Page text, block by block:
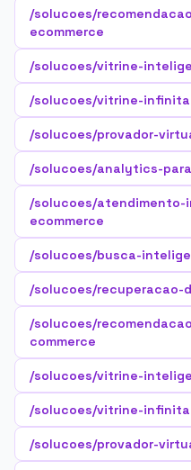
/solucoes/
ecommerce
/solucoes/vitrine-
/solucoes/vitrine-
/solucoes/provador-
/solucoes/analytics-
/solucoes/
ecommerce
/solucoes/busca-
/solucoes/recuperacao-
/solucoes/
commerce
/solucoes/vitrine-
/solucoes/vitrine-
/solucoes/provador-